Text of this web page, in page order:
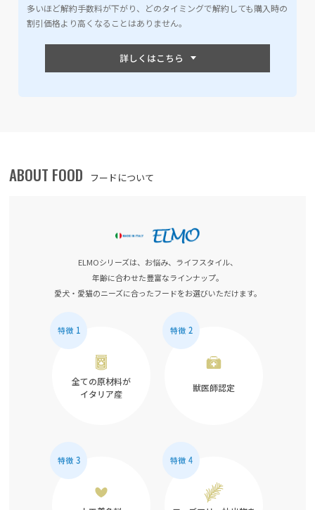
多いほど解約手数料が下がり、どのタイミングで解約しても購入時の
割引価格より高くなることはありません。
ABOUT FOOD フードについて
ELMOシリーズは、お悩み、ライフスタイル、
年齢に合わせた豊富なラインナップ。
愛犬・愛猫のニーズに合ったフードをお選びいただけます。
全ての原材料が
イタリア産
獣医師認定